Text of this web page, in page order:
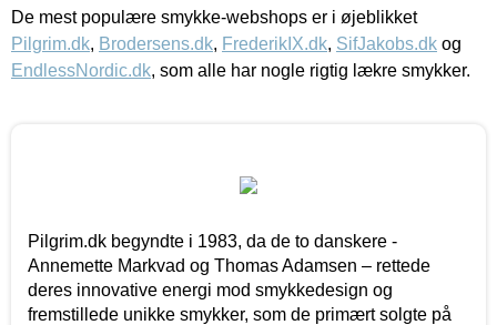
De mest populære smykke-webshops er i øjeblikket
Pilgrim.dk, Brodersens.dk, FrederikIX.dk, SifJakobs.dk og
EndlessNordic.dk, som alle har nogle rigtig lækre smykker.
Pilgrim.dk begyndte i 1983, da de to danskere -
Annemette Markvad og Thomas Adamsen – rettede
deres innovative energi mod smykkedesign og
fremstillede unikke smykker, som de primært solgte på